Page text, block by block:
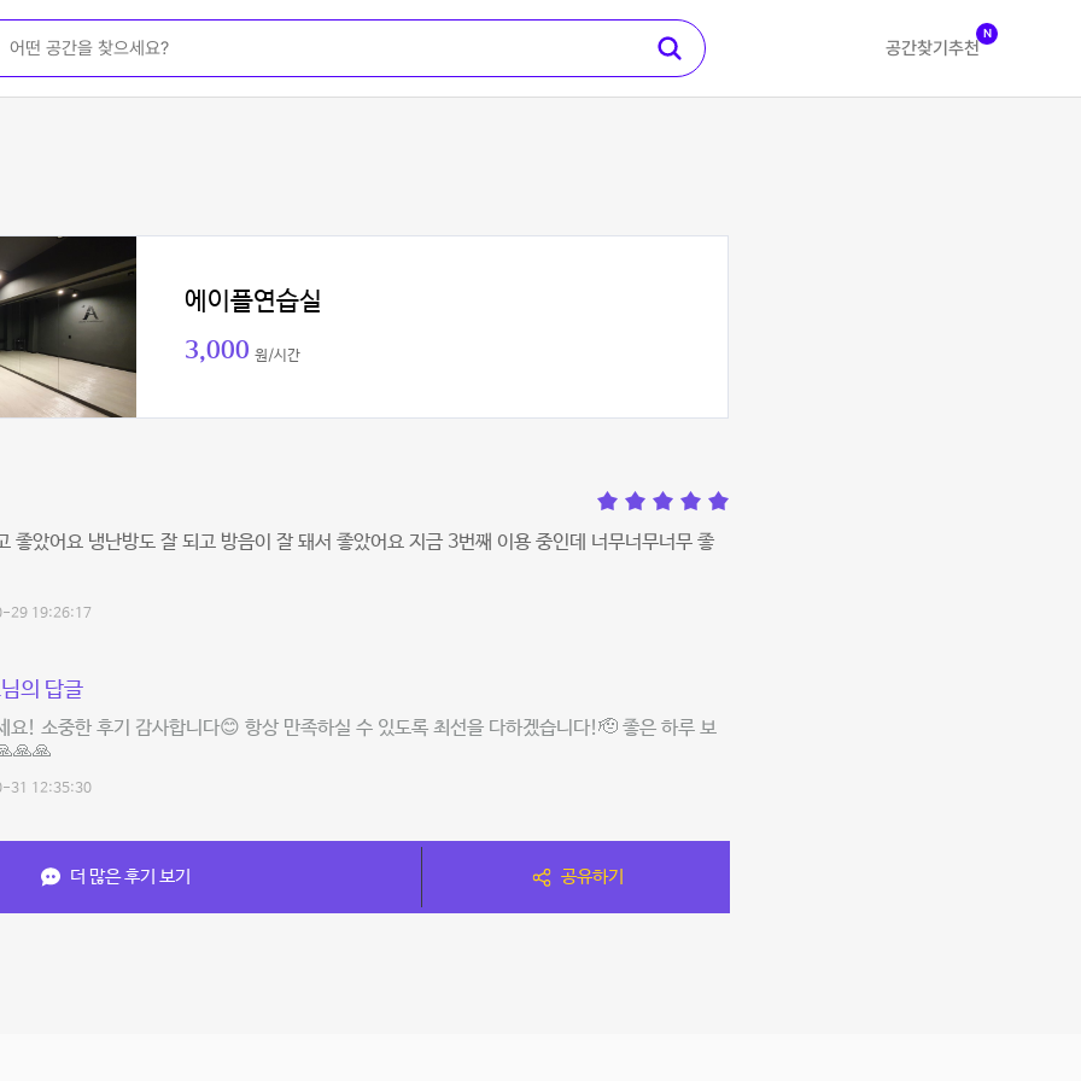
공간찾기 추천
N
에이플연습실
3,000 원/시간
좋았어요 냉난방도 잘 되고 방음이 잘 돼서 좋았어요 지금 3번째 이용 중인데 너무너무너무 좋
29 19:26:17
의 답글
요! 소중한 후기 감사합니다😊 항상 만족하실 수 있도록 최선을 다하겠습니다!🫡 좋은 하루 보
31 12:35:30
더 많은 후기 보기 공유하기